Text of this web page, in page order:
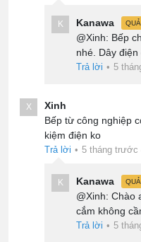
K Kanawa
@Xinh: Bếp
nhé. Dây
Trả lời • 5
X
Xinh
Bếp từ công nghiệp
kiệm điện ko
Trả lời • 5 tháng trước
K Kanawa
@Xinh: Chào
cắm không
Trả lời • 5